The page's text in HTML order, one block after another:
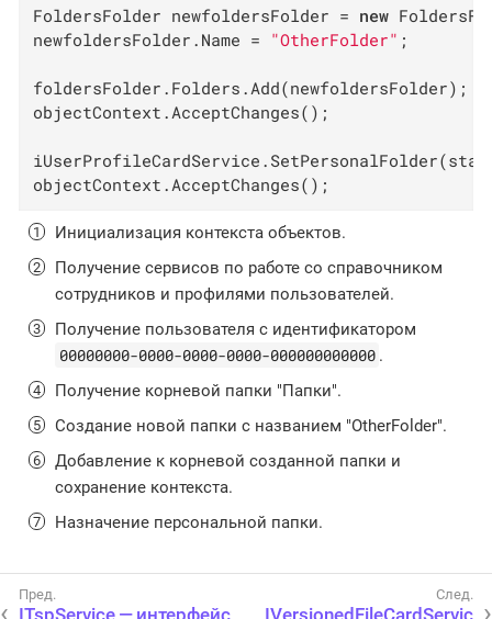
FoldersFolder newfoldersFolder = new
newfoldersFolder.Name = "OtherFolder" ;
foldersFolder.Folders.Add(newfoldersFolder);
objectContext.AcceptChanges();
objectContext.AcceptChanges();
Инициализация контекста объектов.
Получение сервисов по работе со справочником
сотрудников и профилями пользователей.
Получение пользователя с идентификатором
00000000-0000-0000-0000-000000000000 .
Получение корневой папки "Папки".
Создание новой папки с названием "OtherFolder".
Добавление к корневой созданной папки и
сохранение контекста.
Назначение персональной папки.